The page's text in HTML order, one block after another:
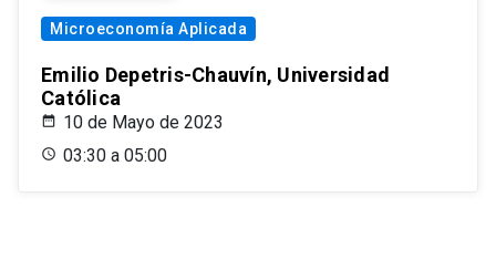
Microeconomía Aplicada
Emilio Depetris-Chauvín, Universidad
Católica
10 de Mayo de 2023
03:30 a 05:00